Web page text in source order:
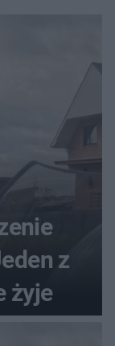
z
żyje